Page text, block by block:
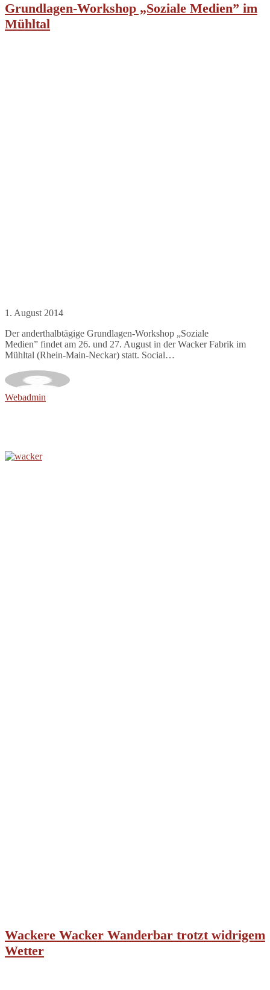
Grundlagen-Workshop „Soziale Medien” im
Mühltal
1. August 2014
Der anderthalbtägige Grundlagen-Workshop „Soziale
Medien” findet am 26. und 27. August in der Wacker Fabrik im
Mühltal (Rhein-Main-Neckar) statt. Social…
Webadmin
Wackere Wacker Wanderbar trotzt widrigem
Wetter